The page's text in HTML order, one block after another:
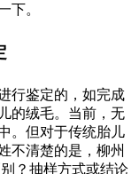
下。
行鉴定的，如完成
的绒毛。当前，无
。但对于传统胎儿
不清楚的是，柳州
？抽样方式或结论